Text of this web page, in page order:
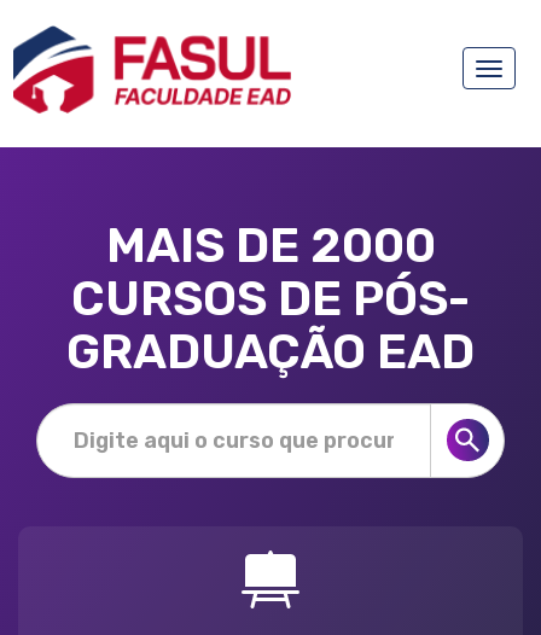
Toggle
MAIS DE 2000
CURSOS DE PÓS-
GRADUAÇÃO EAD